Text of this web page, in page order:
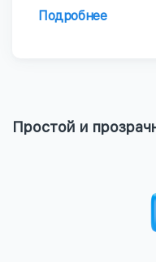
Подробнее
Простой и